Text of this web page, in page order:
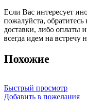
Если Вас интересует
пожалуйста,
доставки, либо оплаты
всегда идем на встречу
Похожие
Быстрый просмотр
Добавить в пожелания